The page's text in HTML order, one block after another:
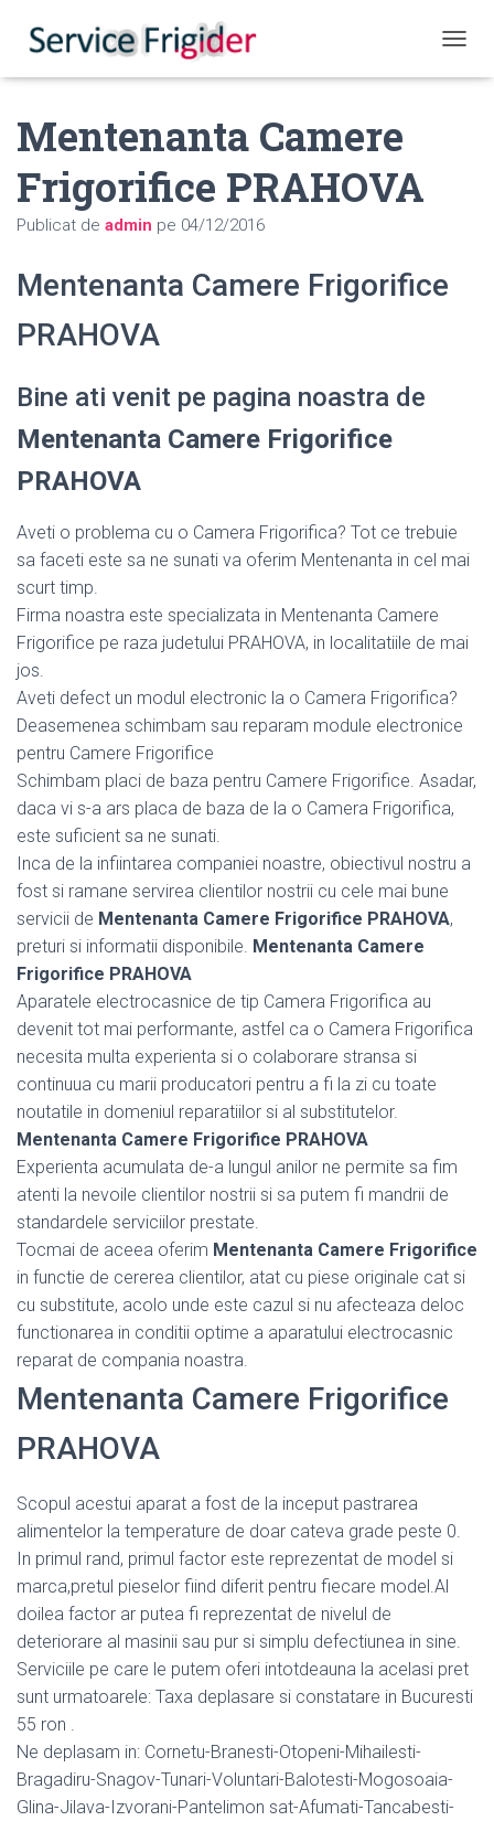
Mentenanta Camere
Frigorifice PRAHOVA
Publicat de admin pe 04/12/2016
Mentenanta Camere Frigorifice
PRAHOVA
Bine ati venit pe pagina noastra de
Mentenanta Camere Frigorifice
PRAHOVA
Aveti o problema cu o Camera Frigorifica? Tot ce trebuie
sa faceti este sa ne sunati va oferim Mentenanta in cel mai
scurt timp.
Firma noastra este specializata in Mentenanta Camere
Frigorifice pe raza judetului PRAHOVA, in localitatiile de mai
jos.
Aveti defect un modul electronic la o Camera Frigorifica?
Deasemenea schimbam sau reparam module electronice
pentru Camere Frigorifice
Schimbam placi de baza pentru Camere Frigorifice. Asadar,
daca vi s-a ars placa de baza de la o Camera Frigorifica,
este suficient sa ne sunati.
Inca de la infiintarea companiei noastre, obiectivul nostru a
fost si ramane servirea clientilor nostrii cu cele mai bune
servicii de Mentenanta Camere Frigorifice PRAHOVA,
preturi si informatii disponibile. Mentenanta Camere
Frigorifice PRAHOVA
Aparatele electrocasnice de tip Camera Frigorifica au
devenit tot mai performante, astfel ca o Camera Frigorifica
necesita multa experienta si o colaborare stransa si
continuua cu marii producatori pentru a fi la zi cu toate
noutatile in domeniul reparatiilor si al substitutelor.
Mentenanta Camere Frigorifice PRAHOVA
Experienta acumulata de-a lungul anilor ne permite sa fim
atenti la nevoile clientilor nostrii si sa putem fi mandrii de
standardele serviciilor prestate.
Tocmai de aceea oferim Mentenanta Camere Frigorifice
in functie de cererea clientilor, atat cu piese originale cat si
cu substitute, acolo unde este cazul si nu afecteaza deloc
functionarea in conditii optime a aparatului electrocasnic
reparat de compania noastra.
Mentenanta Camere Frigorifice
PRAHOVA
Scopul acestui aparat a fost de la inceput pastrarea
alimentelor la temperature de doar cateva grade peste 0.
In primul rand, primul factor este reprezentat de model si
marca,pretul pieselor fiind diferit pentru fiecare model.Al
doilea factor ar putea fi reprezentat de nivelul de
deteriorare al masinii sau pur si simplu defectiunea in sine.
Serviciile pe care le putem oferi intotdeauna la acelasi pret
sunt urmatoarele: Taxa deplasare si constatare in Bucuresti
55 ron .
Ne deplasam in: Cornetu-Branesti-Otopeni-Mihailesti-
Bragadiru-Snagov-Tunari-Voluntari-Balotesti-Mogosoaia-
Glina-Jilava-Izvorani-Pantelimon sat-Afumati-Tancabesti-